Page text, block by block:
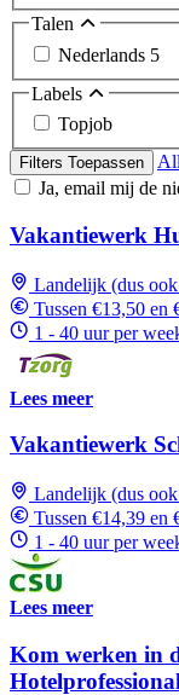
Talen
Nederlands 5
Labels
Topjob
Filters Toepassen
Ja, email mij de
Vakantiewerk
Landelijk (dus
Tussen €13,50 en
1 - 40 uur per
Lees meer
Vakantiewerk
Landelijk (dus
Tussen €14,39 en
1 - 40 uur per
Lees meer
Kom werken in